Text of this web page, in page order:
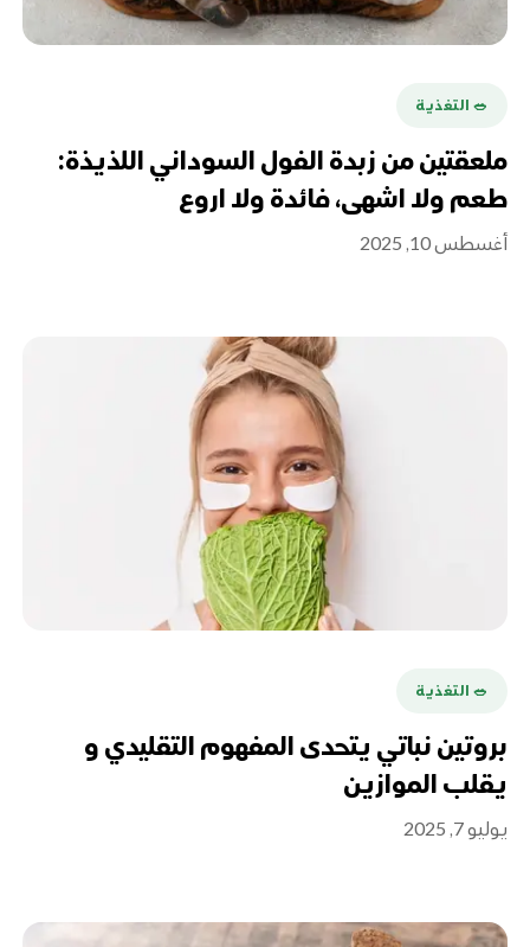
🥗 التغذية
ملعقتين من زبدة الفول السوداني اللذيذة:
طعم ولا اشهى، فائدة ولا اروع
أغسطس 10, 2025
🥗 التغذية
بروتين نباتي يتحدى المفهوم التقليدي و
يقلب الموازين
يوليو 7, 2025